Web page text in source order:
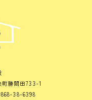
勝間田733-1
38-6398